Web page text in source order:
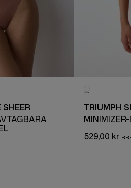
SHEER
TRIUMPH
MINIMIZER-
529,00 kr